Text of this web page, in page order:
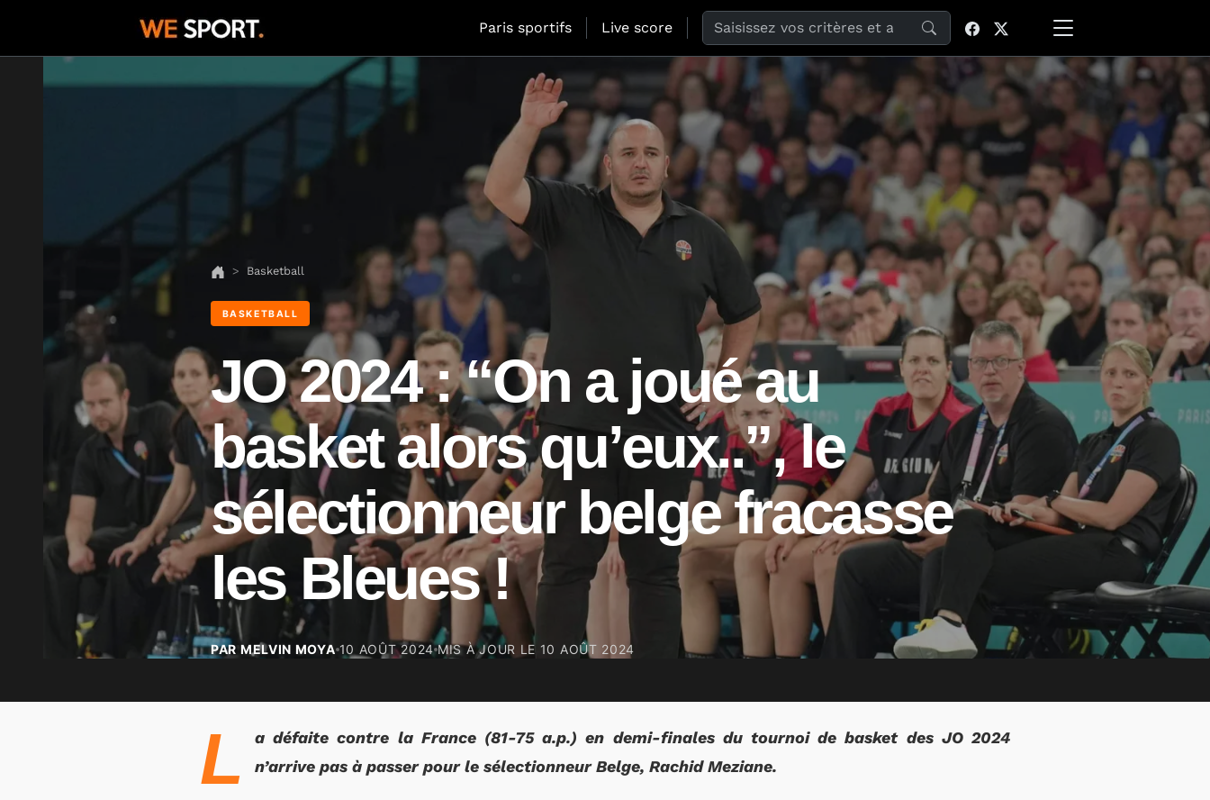
Paris sportifs Live score Search the website
Basketball
BASKETBALL
JO 2024 : “On a joué au
basket alors qu’eux..”, le
sélectionneur belge fracasse
les Bleues !
PAR MELVIN MOYA 10 AOÛT 2024 MIS À JOUR LE 10 AOÛT 2024
L
a défaite contre la France (81-75 a.p.) en demi-finales du tournoi de basket des JO 2024
n’arrive pas à passer pour le sélectionneur Belge, Rachid Meziane.